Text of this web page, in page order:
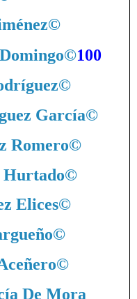
©
©100
©
García©
Romero©
Hurtado©
Elices©
©
©
De Mora